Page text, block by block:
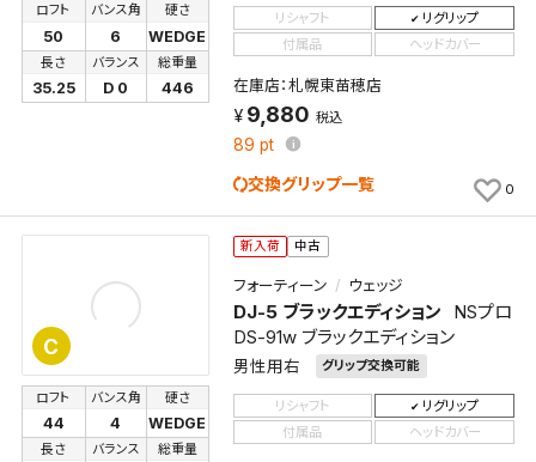
ロフト
50
バンス角
6
硬さ
WEDGE
長さ
35.25
バランス
D 0
総重量
446
リシャフト
リグリップ
付属品
ヘッドカバー
在庫店：札幌東苗穂店
9,880 税込
89 pt
交換グリップ一覧 0
C
新入荷 中古
フォーティーン ウェッジ
DJ-5 ブラックエディション
NSプロ
DS-91w ブラックエディション
男性用右 グリップ交換可能
ロフト
44
バンス角
4
硬さ
WEDGE
長さ バランス 総重量
リシャフト
リグリップ
付属品
ヘッドカバー
新着通知
が入荷した際に、メール及びお客様のアカウント内の
「お知らせ」で通知します。
保存された検索条件は変更できません。
条件を変更したい場合は、マイページの「保存検索条
件一覧」から画面を表示し、条件を変更の上、保存し直
保存する
検索条件を保存
検索条件を保存しました。
これまで保存した検索条件は、マイページの「保存検